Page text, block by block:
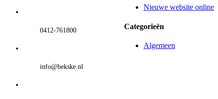
Nieuwe website online
Categorieën
Algemeen
0412-761800
info@bekske.nl